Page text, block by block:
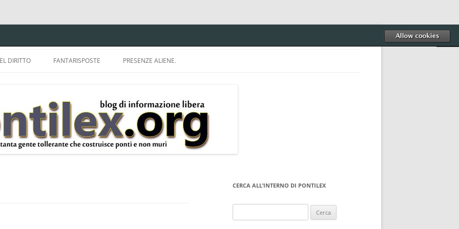
DIRITTO
DELLA LDA 633.
E
FANTARISPOSTE PRESENZE ALIENE.
CERCA ALL’INTERNO DI PONTILEX
per: